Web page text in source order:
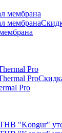
Pro